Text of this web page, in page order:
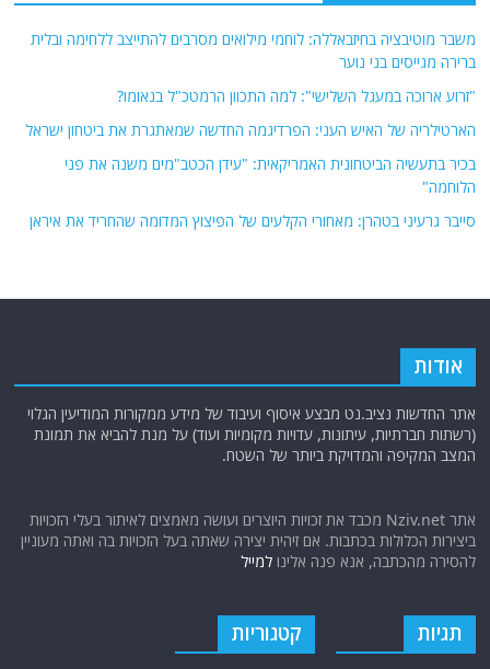
משבר מוטיבציה בחיזבאללה: לוחמי מילואים מסרבים להתייצב ללחימה ובלית
ברירה מגייסים בני נוער
"זרוע ארוכה במעגל השלישי": למה התכוון הרמטכ"ל בנאומו?
הארטילריה של האיש העני: הפרדיגמה החדשה שמאתגרת את ביטחון ישראל
בכיר בתעשיה הביטחונית האמריקאית: "עידן הכטב"מים משנה את פני
הלוחמה"
סייבר גרעיני בטהרן: מאחורי הקלעים של הפיצוץ המדומה שהחריד את איראן
אודות
אתר החדשות נציב.נט מבצע איסוף ועיבוד של מידע ממקורות המודיעין הגלוי
(רשתות חברתיות, עיתונות, עדויות מקומיות ועוד) על מנת להביא את תמונת
המצב המקיפה והמדויקת ביותר של השטח.
אתר Nziv.net מכבד את זכויות היוצרים ועושה מאמצים לאיתור בעלי הזכויות
ביצירות הכלולות בכתבות. אם זיהית יצירה שאתה בעל הזכויות בה ואתה מעוניין
להסירה מהכתבה, אנא פנה אלינולמייל
תגיות קטגוריות